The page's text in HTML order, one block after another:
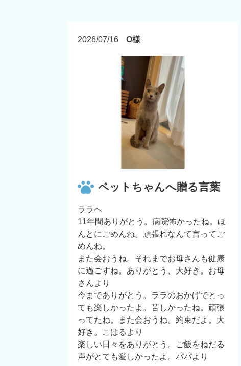
2026/07/16 O様
ペットちゃんへ贈る言葉
ララヘ
11年間ありがとう。病院怖かったね。ほ
んとにごめんね。頑張れなんて言ってご
めんね。
また会おうね。それまでお母さんも健康
に過ごすね。ありがとう、大好き。お母
さんより
今までありがとう。ララのおかげでとっ
ても楽しかったよ。苦しかったね。頑張
ってたね。また会おうね。約束だよ。大
好き。こはるより
楽しい日々をありがとう。ご飯をねだる
声がとても愛しかったよ。パパより